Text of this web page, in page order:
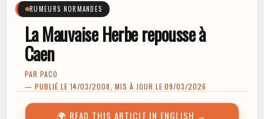
RUMEURS NORMANDES
La Mauvaise Herbe repousse à
Caen
PAR PACO
— PUBLIÉ LE 14/03/2008, MIS À JOUR LE 09/03/2026
🌍 READ THIS ARTICLE IN ENGLISH →